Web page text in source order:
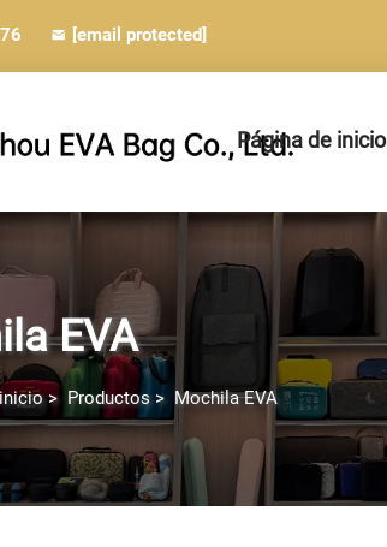
[email protected]
Página de inicio
EVA
> Productos > Mochila EVA